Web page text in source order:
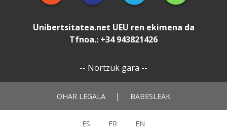
Unibertsitatea.net UEU ren ekimena da
Tfnoa.: +34 943821426
-- Nortzuk gara --
OHAR LEGALA | BABESLEAK
ES FR EN